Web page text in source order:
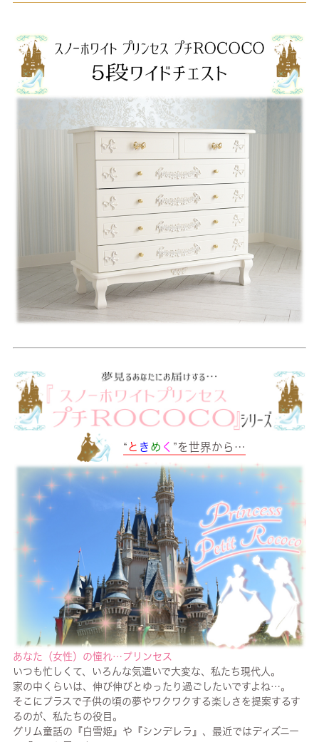
“と き め く ”を世界から…
あなた（女性）の憧れ…プリンセス
いつも忙しくて、いろんな気遣いで大変な、私たち現代人。
家の中くらいは、伸び伸びとゆったり過ごしたいですよね…。
そこにプラスで子供の頃の夢やワクワクする楽しさを提案するす
るのが、私たちの役目。
グリム童話の『白雪姫』や『シンデレラ』、最近ではディズニー